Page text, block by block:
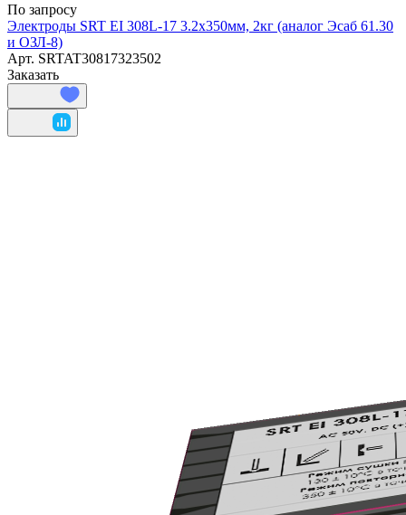
По запросу
Электроды SRT EI 308L-17 3.2х350мм, 2кг (аналог Эсаб 61.30
и ОЗЛ-8)
Арт. SRTAT30817323502
Заказать